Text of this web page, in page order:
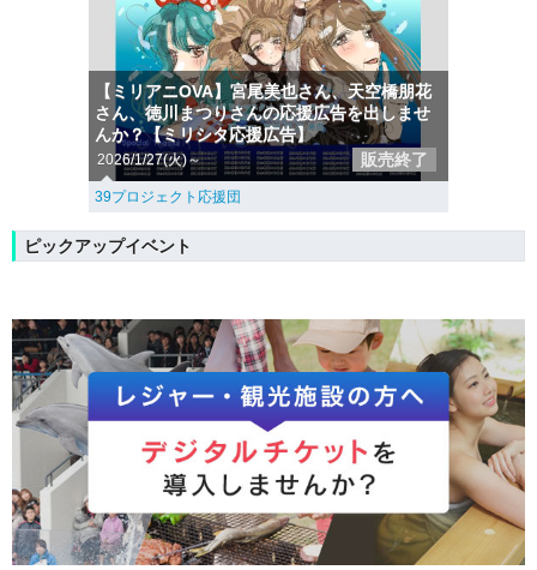
【ミリアニOVA】宮尾美也さん、天空橋朋花
さん、徳川まつりさんの応援広告を出しませ
んか？【ミリシタ応援広告】
2026/1/27(火)～ 販売終了
39プロジェクト応援団
ピックアップイベント